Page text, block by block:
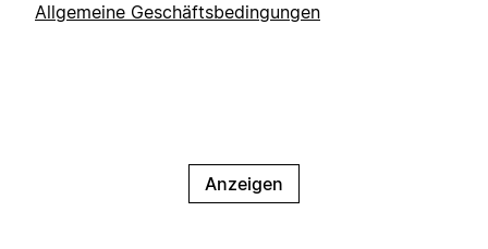
Allgemeine Geschäftsbedingungen
Anzeigen